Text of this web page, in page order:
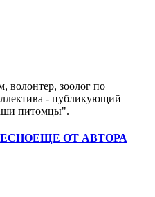
волонтер, зоолог по
- публикующий
питомцы".
ЕЩЕ ОТ АВТОРА